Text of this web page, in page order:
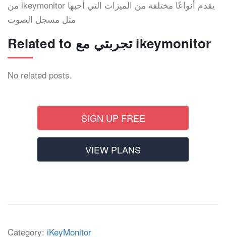
من ikeymonitor يقدم أنواعًا مختلفة من الميزات التي أحبها
مثل مسجل الصوت
Related to تجربتي مع ikeymonitor
No related posts.
SIGN UP FREE
VIEW PLANS
Category: iKeyMonitor